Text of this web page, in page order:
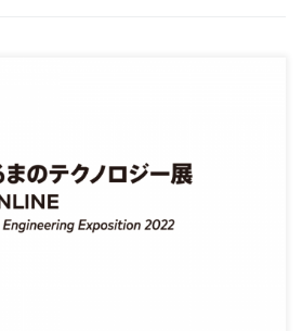
ONLINE STAGE１(横浜)、ONLINE STAGE2( […]